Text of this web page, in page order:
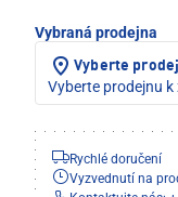
Vybraná prodejna
Vyberte
Vyberte prodejnu
Rychlé doručení
Vyzvednutí na